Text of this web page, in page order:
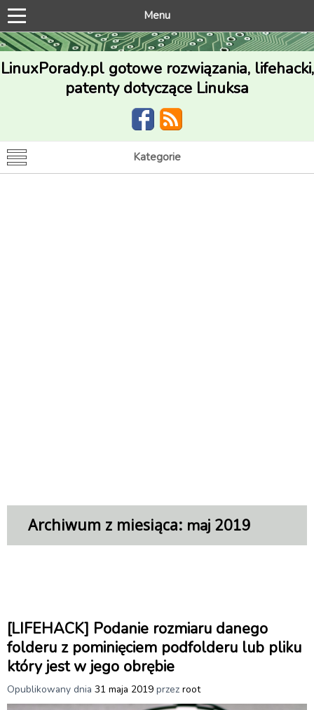
Menu
LinuxPorady.pl gotowe rozwiązania, lifehacki,
patenty dotyczące Linuksa
Kategorie
Archiwum z miesiąca: maj 2019
[LIFEHACK] Podanie rozmiaru danego
folderu z pominięciem podfolderu lub pliku
który jest w jego obrębie
Opublikowany dnia 31 maja 2019 przez root